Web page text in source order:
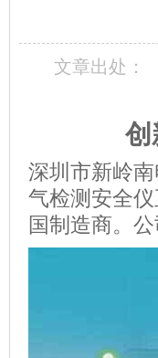
文章出处：
创
深圳市新岭
气检测安全
国制造商。